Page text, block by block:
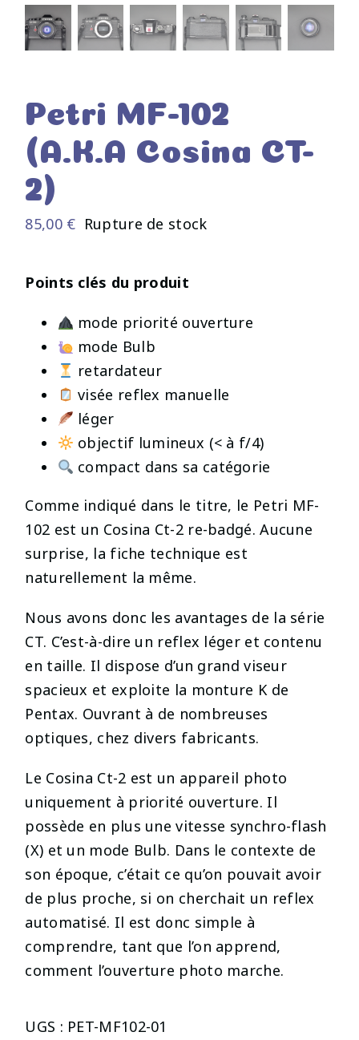
Petri MF-102
(A.K.A Cosina CT-
2)
85,00 € Rupture de stock
Points clés du produit
mode priorité ouverture
mode Bulb
retardateur
visée reflex manuelle
léger
objectif lumineux (< à f/4)
compact dans sa catégorie
Comme indiqué dans le titre, le Petri MF-
102 est un Cosina Ct-2 re-badgé. Aucune
surprise, la fiche technique est
naturellement la même.
Nous avons donc les avantages de la série
CT. C’est-à-dire un reflex léger et contenu
en taille. Il dispose d’un grand viseur
spacieux et exploite la monture K de
Pentax. Ouvrant à de nombreuses
optiques, chez divers fabricants.
Le Cosina Ct-2 est un appareil photo
uniquement à priorité ouverture. Il
possède en plus une vitesse synchro-flash
(X) et un mode Bulb. Dans le contexte de
son époque, c’était ce qu’on pouvait avoir
de plus proche, si on cherchait un reflex
automatisé. Il est donc simple à
comprendre, tant que l’on apprend,
comment l’ouverture photo marche.
UGS : PET-MF102-01